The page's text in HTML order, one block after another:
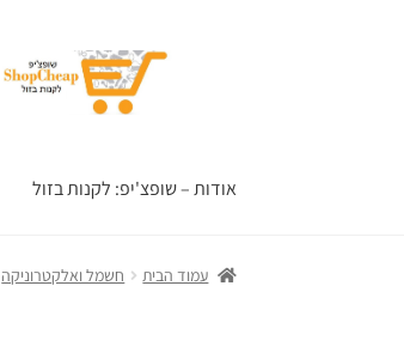
אודות – שופצ'יפ: לקנות בזול
עמוד הבית חשמל ואלקטרוניקה